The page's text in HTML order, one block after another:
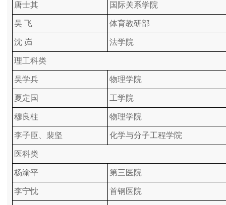
唐士其 国际关系学院
吴 飞 体育教研部
沈 岿 法学院
理工科类
吴学兵 物理学院
夏定国 工学院
穆良柱 物理学院
李子臣、裴坚 化学与分子工程学院
医科类
杨渝平 第三医院
李宁忱 首钢医院